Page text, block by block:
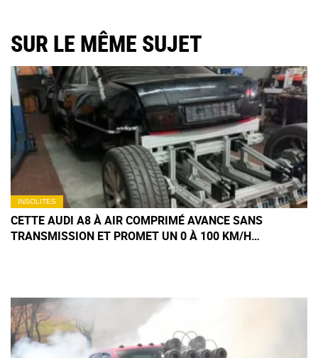
SUR LE MÊME SUJET
INSOLITES
CETTE AUDI A8 À AIR COMPRIMÉ AVANCE SANS
TRANSMISSION ET PROMET UN 0 À 100 KM/H